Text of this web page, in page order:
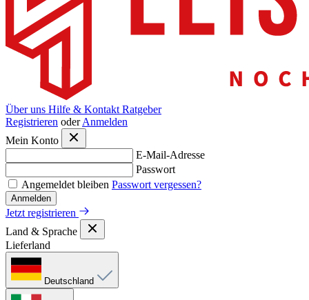
Über uns Hilfe & Kontakt Ratgeber
Registrieren oder Anmelden
Mein Konto
E-Mail-Adresse
Passwort
Angemeldet bleiben Passwort vergessen?
Anmelden
Jetzt registrieren
Land & Sprache
Lieferland
Deutschland